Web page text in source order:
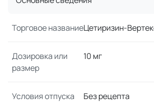
Торговое названиеЦетиризин-
Дозировка или
размер
10 мг
Условия отпуска Без рецепта